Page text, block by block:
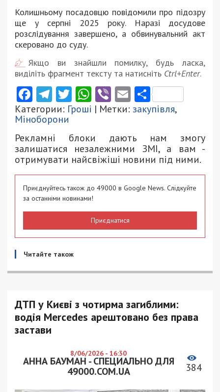
Колишньому посадовцю повідомили про підозру
ще у серпні 2025 року. Наразі досудове
розслідування завершено, а обвинувальний акт
скеровано до суду.
Якщо ви знайшли помилку, будь ласка,
виділіть фрагмент тексту та натисніть Ctrl+Enter.
Facebook
Telegram
Twitter
WhatsApp
ViberEmail
Категории: Гроші | Метки: закупівля,
Міноборони
Рекламні блоки дають нам змогу
залишатися незалежними ЗМІ, а вам -
отримувати найсвіжіші новини під ними.
Приєднуйтесь також до 49000 в Google News. Слідкуйте
за останніми новинами!
Приєднатися
Читайте також
ДТП у Києві з чотирма загиблими:
водія Mercedes арештовано без права
застави
8/06/2026 - 16:30
АННА БАУМАН - СПЕЦИАЛЬНО ДЛЯ
49000.COM.UA
384